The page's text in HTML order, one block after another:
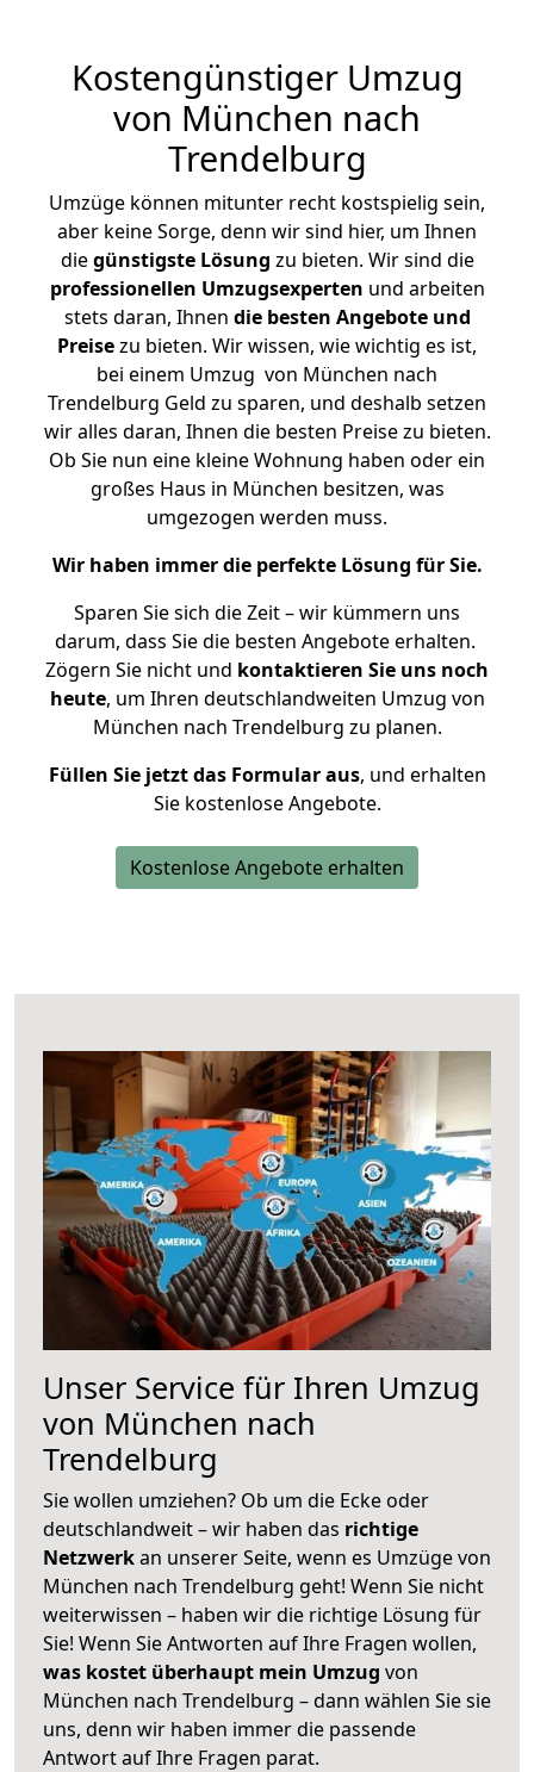
Kostengünstiger Umzug
von München nach
Trendelburg
Umzüge können mitunter recht kostspielig sein,
aber keine Sorge, denn wir sind hier, um Ihnen
diegünstigste Lösung zu bieten. Wir sind die
professionellen Umzugsexperten und arbeiten
stets daran, Ihnen die besten Angebote und
Preisezu bieten. Wir wissen, wie wichtig es ist,
bei einem Umzug von München nach
Trendelburg Geld zu sparen, und deshalb setzen
wir alles daran, Ihnen die besten Preise zu bieten.
Ob Sie nun eine kleine Wohnung haben oder ein
großes Haus in München besitzen, was
umgezogen werden muss.
Wir haben immer die perfekte Lösung für Sie.
Sparen Sie sich die Zeit – wir kümmern uns
darum, dass Sie die besten Angebote erhalten.
Zögern Sie nicht und kontaktieren Sie uns noch
heute, um Ihren deutschlandweiten Umzug von
München nach Trendelburg zu planen.
Füllen Sie jetzt das Formular aus, und erhalten
Sie kostenlose Angebote.
Kostenlose Angebote erhalten
Unser Service für Ihren Umzug
von München nach
Trendelburg
Sie wollen umziehen? Ob um die Ecke oder
deutschlandweit – wir haben das richtige
Netzwerkan unserer Seite, wenn es Umzüge von
München nach Trendelburg geht! Wenn Sie nicht
weiterwissen – haben wir die richtige Lösung für
Sie! Wenn Sie Antworten auf Ihre Fragen wollen,
was kostet überhaupt mein Umzug von
München nach Trendelburg – dann wählen Sie sie
uns, denn wir haben immer die passende
Antwort auf Ihre Fragen parat.